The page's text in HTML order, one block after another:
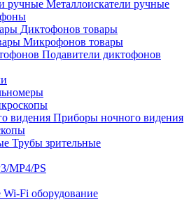
Металлоискатели ручные
Диктофонов товары
Микрофонов товары
Подавители диктофонов
Приборы ночного видения
Трубы зрительные
MP4/PS
Fi оборудование